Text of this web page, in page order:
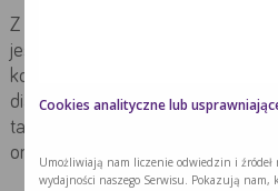
Z własnego doświadczenia
jest bardzo pomocna, zazwyczaj
koordynatora otrzymuje pełne
diagnostyki, decyzji konsylium,
także materiały edukacyjne czy
onkologicznej.
Cookies analityczne lub
Umożliwiają nam liczenie odwiedzin i
wydajności naszego Serwisu. Pokazują